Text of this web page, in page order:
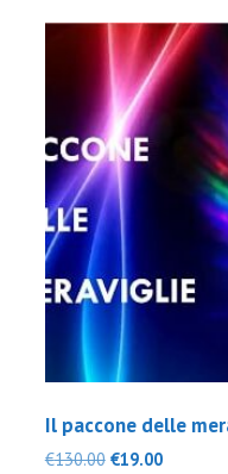
Il paccone delle
€130.00 Il
€19.00Il